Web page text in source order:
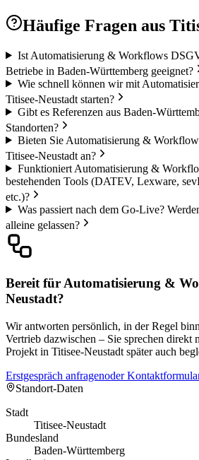
Häufige Fragen aus
Ist Automatisierung & Workflows
Betriebe in Baden-Württemberg geeignet?
Wie schnell können wir mit
Titisee-Neustadt starten?
Gibt es Referenzen aus Baden-
Standorten?
Bieten Sie Automatisierung &
Titisee-Neustadt an?
Funktioniert Automatisierung &
bestehenden Tools (DATEV, Lexware,
etc.)?
Was passiert nach dem Go-Live?
alleine gelassen?
Bereit für Automatisierung &
Neustadt?
Wir antworten persönlich, in der Regel
Vertrieb dazwischen – Sie sprechen direkt
Projekt in Titisee-Neustadt später auch
Erstgespräch anfragenoder
Standort-Daten
Stadt
Titisee-Neustadt
Bundesland
Baden-Württemberg